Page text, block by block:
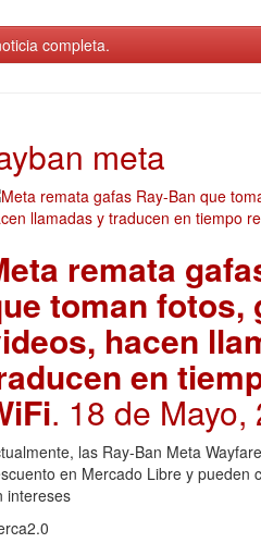
completa.
meta
remata
toman fotos,
hacen
en
. 18 de
las Ray-Ban Meta
en Mercado Libre y pueden
intereses